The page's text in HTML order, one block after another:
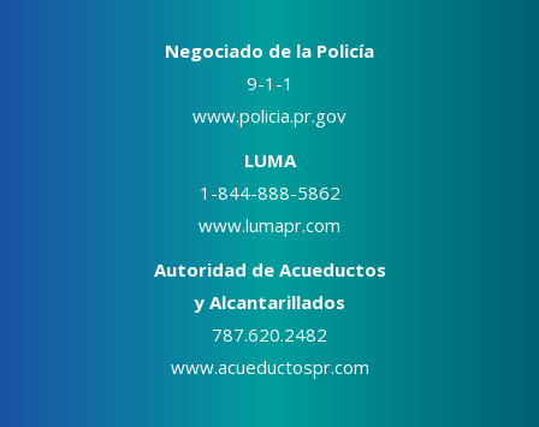
Negociado de la Policía
9-1-1
www.policia.pr.gov
LUMA
1-844-888-5862
www.lumapr.com
Autoridad de Acueductos
y Alcantarillados
787.620.2482
www.acueductospr.com